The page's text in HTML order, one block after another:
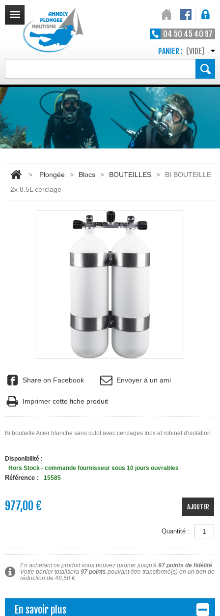
04 50 45 40 97
PANIER : (VIDE)
> Plongée > Blocs > BOUTEILLES >
BI BOUTEILLE
2x 8.5L cerclage
Share on Facebook Envoyer à un ami
Imprimer cette fiche produit
Bi bouteille Acier blanche sans culot avec cerclages Inox et robinet d'isolation
Disponibilité :
Hors Stock - commande fournisseur sous 10 jours ouvrables
Référence : 15585
977,00 € AJOUTER
Quantité :
En achetant ce produit vous pouvez gagner jusqu'à 97points de fidélité.
Votre panier totalisera 97points pouvant être transformé(s) en un bon de
réduction de 48,50 €.
En savoir plus